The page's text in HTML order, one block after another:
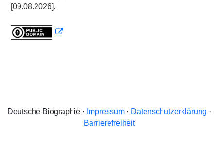
[09.08.2026].
Deutsche Biographie · Impressum· Datenschutzerklärung ·
Barrierefreiheit